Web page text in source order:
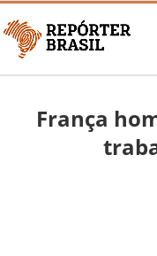
França